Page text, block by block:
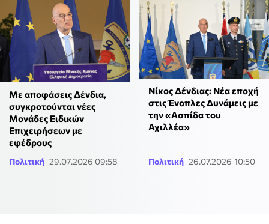
Με αποφάσεις Δένδια,
συγκροτούνται νέες
Μονάδες Ειδικών
Επιχειρήσεων με
εφέδρους
Πολιτική 29.07.2026 09:58
Νίκος Δένδιας: Νέα εποχή
στις Ένοπλες Δυνάμεις με
την «Ασπίδα του
Αχιλλέα»
Πολιτική 26.07.2026 10:50